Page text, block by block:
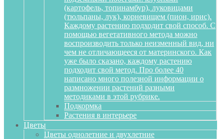
(картофель, топинамбур), луковицами
(тюльпаны, лук), корневищем (пион, ирис).
Каждому растению подходит свой способ. С
помощью вегетативного метода можно
воспроизводить только неизменный вид, ни
чем не отличающееся от материнского. Как
уже было сказано, каждому растению
подходит свой метод. Про более 40
написано много полезной информации о
размножении растений разными
методиками в этой рубрике.
Подкормка
Растения в интерьере
Цветы
Цветы однолетние и двухлетние